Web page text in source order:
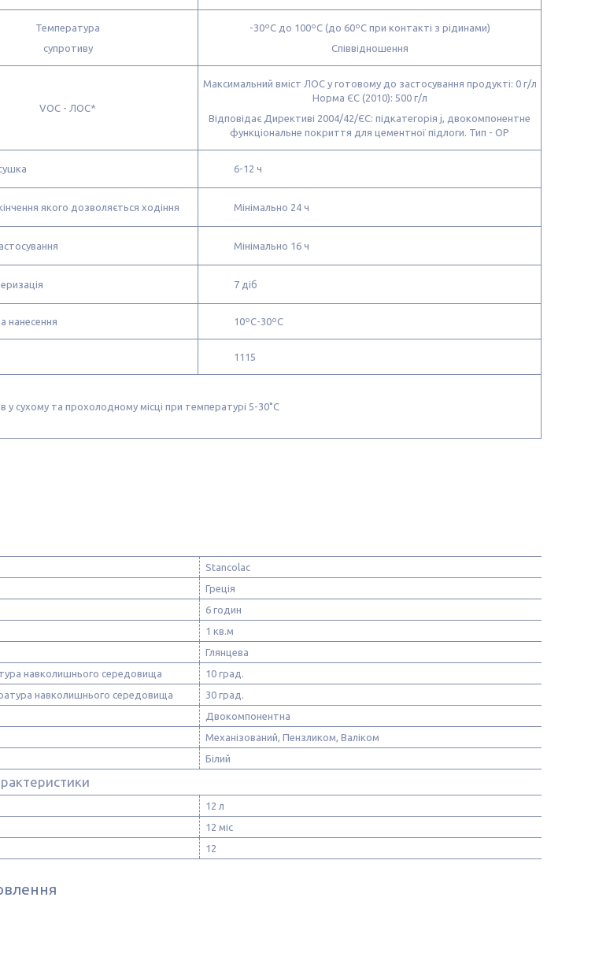
Температура
супротиву
-30ºC до 100ºC (до 60ºC при контакті з рідинами)
Співвідношення
VOC - ЛОС*
Максимальний вміст ЛОС у готовому до застосування продукті: 0 г/л
Норма ЄС (2010): 500 г/л
Відповідає Директиві 2004/42/ЄС: підкатегорія j, двокомпонентне
функціональне покриття для цементної підлоги. Тип - ОР
сушка 6-12 ч
якого дозволяється ходіння Мінімально 24 ч
Мінімально 16 ч
7 діб
нанесення 10ºC-30ºC
1115
у сухому та прохолодному місці при температурі 5-30˚C
Stancolac
Греція
6 годин
1 кв.м
Глянцева
навколишнього середовища
10 град.
навколишнього середовища
30 град.
Двокомпонентна
Механізований, Пензликом, Валіком
Білий
12 л
12 міс
12